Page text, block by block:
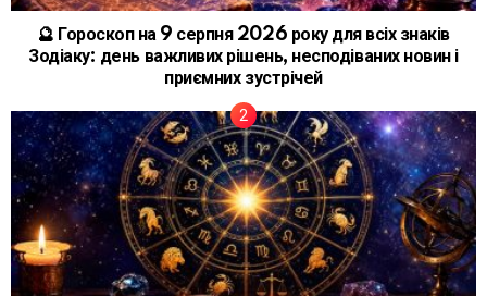
🔮 Гороскоп на 9 серпня 2026 року для всіх знаків
Зодіаку: день важливих рішень, несподіваних новин і
приємних зустрічей